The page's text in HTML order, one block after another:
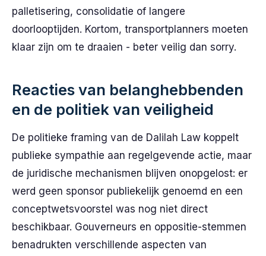
palletisering, consolidatie of langere
doorlooptijden. Kortom, transportplanners moeten
klaar zijn om te draaien - beter veilig dan sorry.
Reacties van belanghebbenden
en de politiek van veiligheid
De politieke framing van de Dalilah Law koppelt
publieke sympathie aan regelgevende actie, maar
de juridische mechanismen blijven onopgelost: er
werd geen sponsor publiekelijk genoemd en een
conceptwetsvoorstel was nog niet direct
beschikbaar. Gouverneurs en oppositie-stemmen
benadrukten verschillende aspecten van